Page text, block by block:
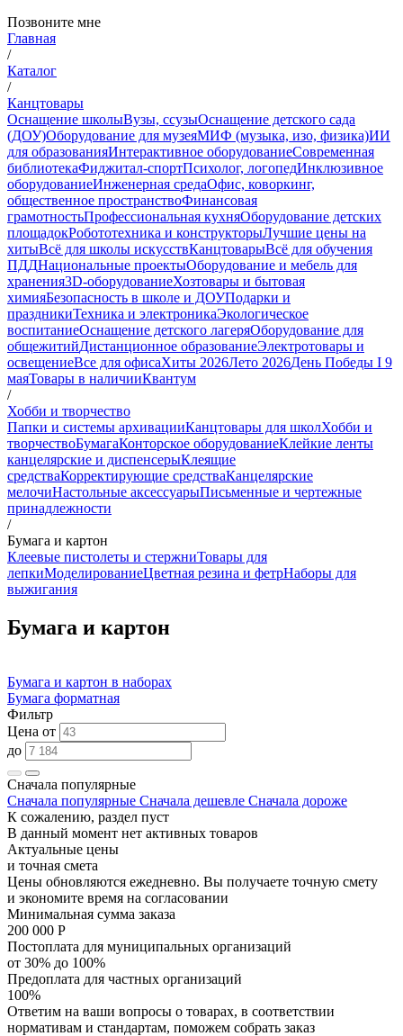
Позвоните мне
Главная
/
Каталог
/
Канцтовары
Оснащение школыВузы, ссузыОснащение детского сада
(ДОУ)Оборудование для музеяМИФ (музыка, изо, физика)ИИ
для образованияИнтерактивное оборудованиеСовременная
библиотекаФиджитал-спортПсихолог, логопедИнклюзивное
оборудованиеИнженерная средаОфис, коворкинг,
общественное пространствоФинансовая
грамотностьПрофессиональная кухняОборудование детских
площадокРобототехника и конструкторыЛучшие цены на
хитыВсё для школы искусствКанцтоварыВсё для обучения
ПДДНациональные проектыОборудование и мебель для
хранения3D-оборудованиеХозтовары и бытовая
химияБезопасность в школе и ДОУПодарки и
праздникиТехника и электроникаЭкологическое
воспитаниеОснащение детского лагеряОборудование для
общежитийДистанционное образованиеЭлектротовары и
освещениеВсе для офисаХиты 2026Лето 2026День Победы I 9
маяТовары в наличииКвантум
/
Хобби и творчество
Папки и системы архивацииКанцтовары для школХобби и
творчествоБумагаКонторское оборудованиеКлейкие ленты
канцелярские и диспенсерыКлеящие
средстваКорректирующие средстваКанцелярские
мелочиНастольные аксессуарыПисьменные и чертежные
принадлежности
/
Бумага и картон
Клеевые пистолеты и стержниТовары для
лепкиМоделированиеЦветная резина и фетрНаборы для
выжигания
Бумага и картон
Бумага и картон в наборах
Бумага форматная
Фильтр
Цена от
до
Сначала популярные
Сначала популярные Сначала дешевле Сначала дороже
К сожалению, раздел пуст
В данный момент нет активных товаров
Актуальные цены
и точная смета
Цены обновляются ежедневно. Вы получаете точную смету
и экономите время на согласовании
Минимальная сумма заказа
200 000 Р
Постоплата для муниципальных организаций
от 30% до 100%
Предоплата для частных организаций
100%
Ответим на ваши вопросы о товарах, в соответствии
нормативам и стандартам, поможем собрать заказ